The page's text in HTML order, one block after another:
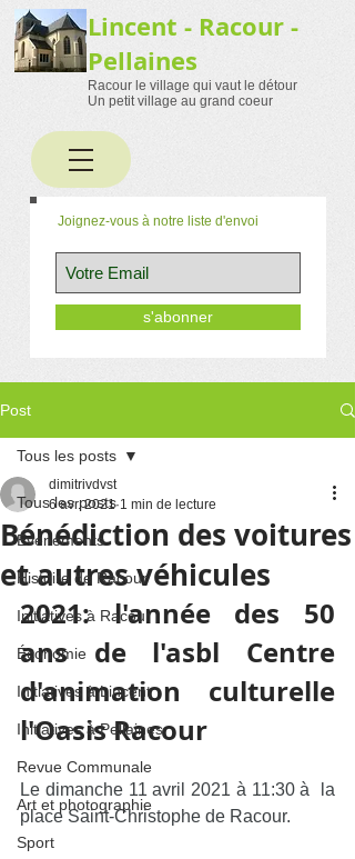
Lincent - Racour -
Pellaines
Racour le village qui vaut le détour
Un petit village au grand coeur
Joignez-vous à notre liste d'envoi
s'abonner
Post
Tous les posts
Événements
Histoire de Racour
Initiatives à Racour
Économie
Initiatives à Lincent
Initiatives à Pellaines
Revue Communale
Art et photographie
Sport
Tous les posts
Bénédiction des voitures
et autres véhicules
dimitrivdvst
6 avr. 2021 1 min de lecture
2021: l'année des 50
ans de l'asbl Centre
d'animation culturelle
l'Oasis Racour
Le dimanche 11 avril 2021 à 11:30 à  la
place Saint-Christophe de Racour.